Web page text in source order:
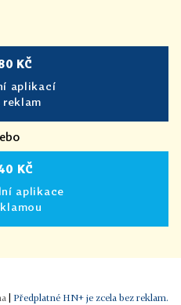
KČ
aplikací
reklam
KČ
aplikace
Předplatné HN+ je zcela bez reklam.